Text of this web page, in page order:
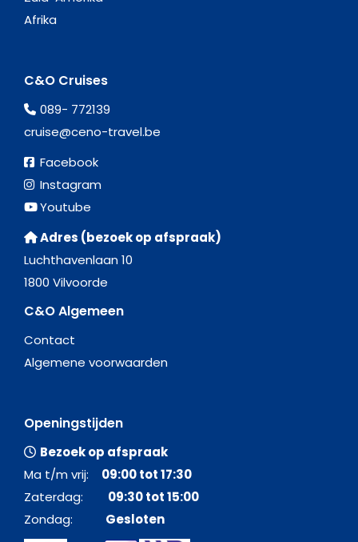
Afrika
C&O Cruises
089- 772139
cruise@ceno-travel.be
Facebook
Instagram
Youtube
Adres (bezoek op afspraak)
Luchthavenlaan 10
1800 Vilvoorde
C&O Algemeen
Contact
Algemene voorwaarden
Openingstijden
Bezoek op afspraak
Ma t/m vrij: 09:00 tot 17:30
Zaterdag: 09:30 tot 15:00
Zondag: Gesloten